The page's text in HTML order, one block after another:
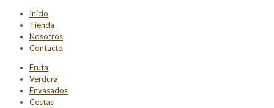
Inicio
Tienda
Nosotros
Contacto
Fruta
Verdura
Envasados
Cestas